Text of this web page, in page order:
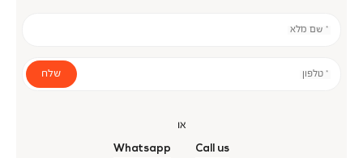
* שם מלא
* טלפון שלח
או
Call us
Whatsapp